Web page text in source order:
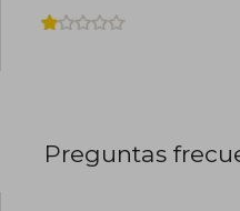
Preguntas